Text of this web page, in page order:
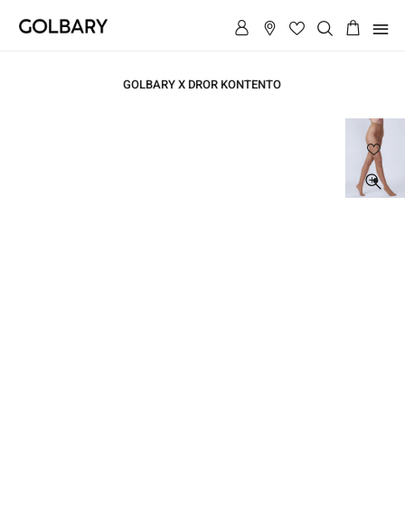
תפריט
GOLBARY X DROR KONTENTO
ראשי
ראשי
גרביון
קלאסי
40